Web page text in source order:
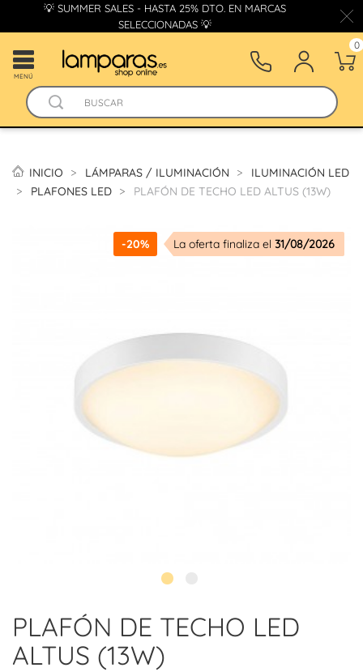
💡 SUMMER SALES - HASTA 25% DTO. EN MARCAS
SELECCIONADAS 💡
MENÚ
0
INICIO LÁMPARAS / ILUMINACIÓN
ILUMINACIÓN LED
PLAFONES LED
PLAFÓN DE TECHO LED ALTUS (13W)
-20% La oferta finaliza el 31/08/2026
PLAFÓN DE TECHO LED
ALTUS (13W)